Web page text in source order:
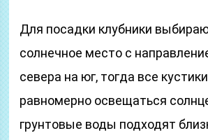
Для посадки клубники
солнечное место с
севера на юг, тогда все
равномерно освещаться
грунтовые воды подходят